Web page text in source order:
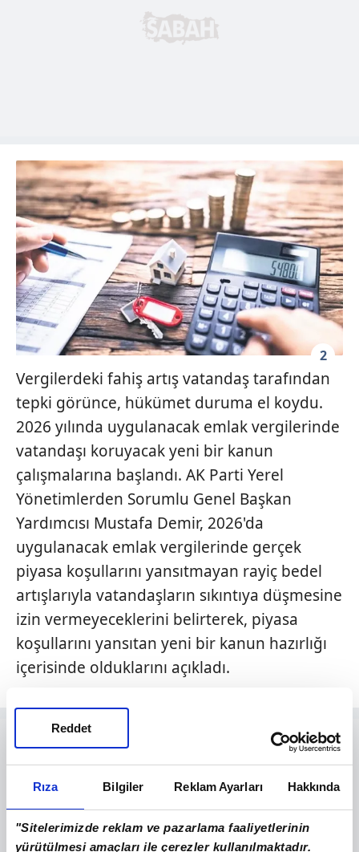
Rıza Bilgiler Reklam Ayarları Hakkında
"Sitelerimizde reklam ve pazarlama faaliyetlerinin
yürütülmesi amaçları ile çerezler kullanılmaktadır.
Reddet
2
Vergilerdeki fahiş artış vatandaş tarafından
tepki görünce, hükümet duruma el koydu.
2026 yılında uygulanacak emlak vergilerinde
vatandaşı koruyacak yeni bir kanun
çalışmalarına başlandı. AK Parti Yerel
Yönetimlerden Sorumlu Genel Başkan
Yardımcısı Mustafa Demir, 2026'da
uygulanacak emlak vergilerinde gerçek
piyasa koşullarını yansıtmayan rayiç bedel
artışlarıyla vatandaşların sıkıntıya düşmesine
izin vermeyeceklerini belirterek, piyasa
koşullarını yansıtan yeni bir kanun hazırlığı
içerisinde olduklarını açıkladı.